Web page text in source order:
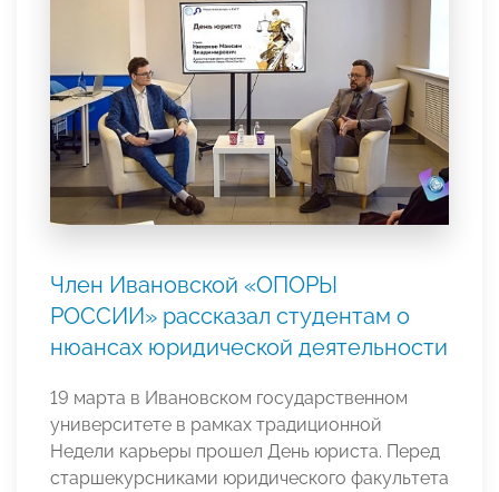
Член Ивановской «ОПОРЫ
РОССИИ» рассказал студентам о
нюансах юридической деятельности
19 марта в Ивановском государственном
университете в рамках традиционной
Недели карьеры прошел День юриста. Перед
старшекурсниками юридического факультета